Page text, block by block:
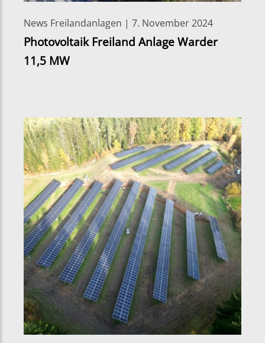
News Freilandanlagen | 7. November 2024
Photovoltaik Freiland Anlage Warder
11,5 MW